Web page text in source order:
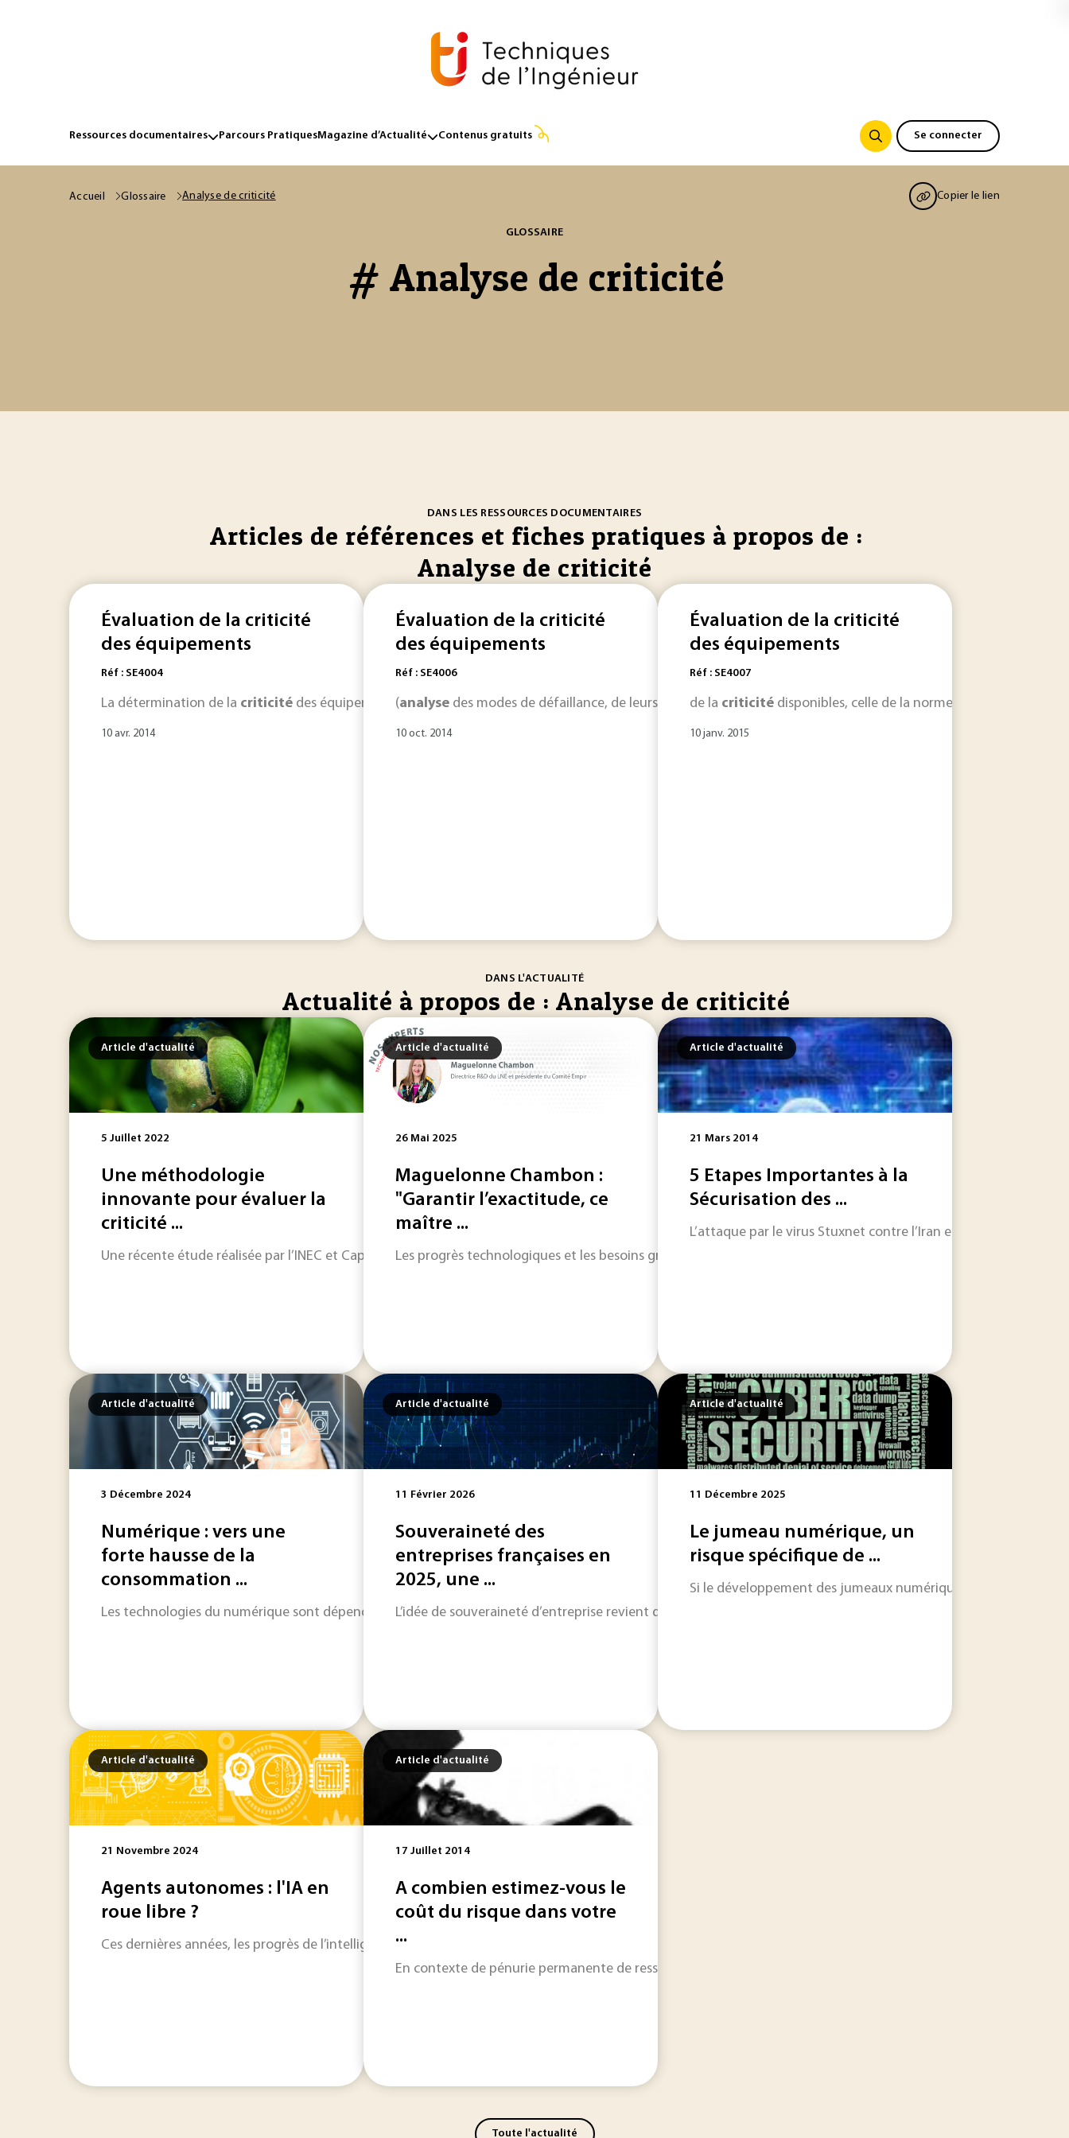
Ressources documentaires Parcours PratiquesMagazine d’Actualité Contenus gratuits Se connecter
Accueil Glossaire Analyse de criticité Copier le lien
GLOSSAIRE
# Analyse de criticité
DANS LES RESSOURCES DOCUMENTAIRES
Articles de références et fiches pratiques à propos de :
Analyse de criticité
Évaluation de la criticité
des équipements
Réf : SE4004
La détermination de la criticité des équipements industriels représente des enjeux stratégiques... pour lesanalysesdes risques industriels et la détermination
10 avr. 2014
Évaluation de la criticité
des équipements
Réf : SE4006
(analyse des modes de défaillance, de leurs effets et de leurcriticité) qui a vu le jour le 10 septembre... la
10 oct. 2014
Évaluation de la criticité
des équipements
Réf : SE4007
de la criticité disponibles, celle de la norme CEI 60812 IEC –
10 janv. 2015
DANS L'ACTUALITÉ
Actualité à propos de : Analyse de criticité
Article d'actualité
5 Juillet 2022
Une méthodologie
innovante pour évaluer la
criticité ...
Une récente étude réalisée par l’INEC et Capgemini Invent, alarme sur l’urgence de prendre en compte la criticité des ressources dans notre stratégie bas
Article d'actualité
26 Mai 2025
Maguelonne Chambon :
"Garantir l’exactitude, ce
maître ...
Les progrès technologiques et les besoins grandissants en matière de précision font de la métrologie une
Article d'actualité
21 Mars 2014
5 Etapes Importantes à la
Sécurisation des ...
L’attaque par le virus Stuxnet contre l’Iran en 2010 a fait
Article d'actualité
3 Décembre 2024
Numérique : vers une
forte hausse de la
consommation ...
Les technologies du numérique sont dépendantes de nombreux métaux, dont certains précieux et d’autres critiques. Une récente étude de l’Ademe pointe les
Article d'actualité
11 Février 2026
Souveraineté des
entreprises françaises en
2025, une ...
L’idée de souveraineté d’entreprise revient dans le débat public dès que la chaîne d’approvisionnement se
Article d'actualité
11 Décembre 2025
Le jumeau numérique, un
risque spécifique de ...
Si le développement des jumeaux numériques dans les
Article d'actualité
21 Novembre 2024
Agents autonomes : l'IA en
roue libre ?
Ces dernières années, les progrès de l’intelligence artificielle laissent entrevoir une véritable révolution dans les usages développés à partir de ces technologies.
Article d'actualité
17 Juillet 2014
A combien estimez-vous le
coût du risque dans votre
...
En contexte de pénurie permanente de ressources, maîtriser les coûts (en espèces mais aussi en image et en
Toute l'actualité